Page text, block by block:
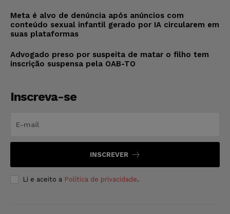
Meta é alvo de denúncia após anúncios com
conteúdo sexual infantil gerado por IA circularem em
suas plataformas
Advogado preso por suspeita de matar o filho tem
inscrição suspensa pela OAB-TO
Inscreva-se
INSCREVER
Li e aceito a Política de privacidade.